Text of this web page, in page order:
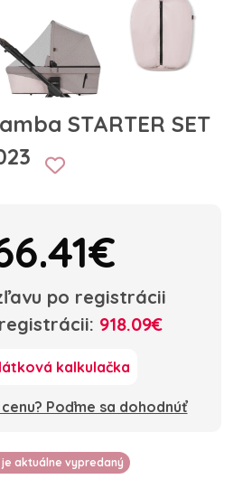
STARTER SET
po registrácii
918.09€
kalkulačka
Poďme sa dohodnúť
aktuálne vypredaný